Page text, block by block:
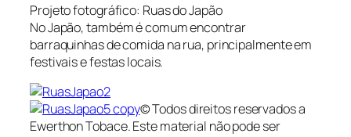
Projeto fotográfico: Ruas do Japão
No Japão, também é comum encontrar
barraquinhas de comida na rua, principalmente em
festivais e festas locais.
© Todos direitos reservados a
Ewerthon Tobace. Este material não pode ser